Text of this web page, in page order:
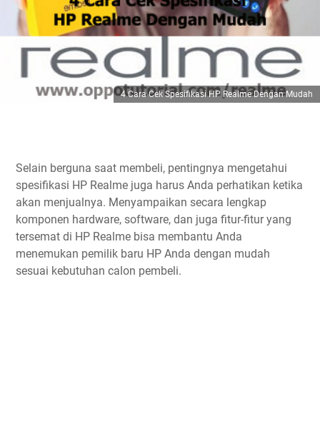
4 Cara Cek Spesifikasi HP Realme Dengan Mudah
Selain berguna saat membeli, pentingnya mengetahui
spesifikasi HP Realme juga harus Anda perhatikan ketika
akan menjualnya. Menyampaikan secara lengkap
komponen hardware, software, dan juga fitur-fitur yang
tersemat di HP Realme bisa membantu Anda
menemukan pemilik baru HP Anda dengan mudah
sesuai kebutuhan calon pembeli.